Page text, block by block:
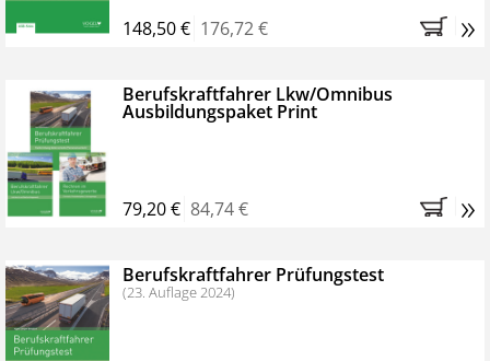
148,50 € 176,72 € »
Berufskraftfahrer Lkw/Omnibus
Ausbildungspaket Print
79,20 € 84,74 € »
Berufskraftfahrer Prüfungstest
(23. Auflage 2024)